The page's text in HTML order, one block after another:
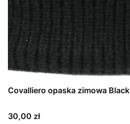
Covalliero opaska zimowa Black
Cena
30,00 zł